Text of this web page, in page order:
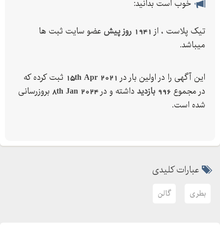
بطری چهار لیتری پلاستیکی طرح اوه مناسب مواد شوینده
گالن لیتری روغن موتور
درب گالن لیتری
گالن لیتری پلی اتیلن کتابی همراه با درب
قیمت گالن لیتری مواد نو با وزن بالا و رنگبندی دلخواه مشتریان
کارخانه شماره : کرج - هفت جوی
خوب است بدانید:
تیک پلاست ، از 1941 روز پیش
عضو سایت ثبت ها
میباشد.
این آگهی را در اولین بار در 15th Apr 2021 ثبت کرده که
در مجموع 996 بازدید داشته و در 8th Jan 2024 بروزرسانی
شده است.
عبارات کلیدی
بطری گالن